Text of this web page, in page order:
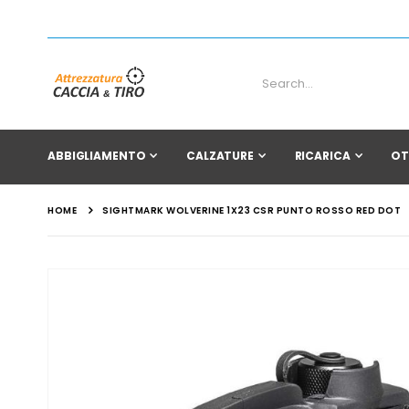
ABBIGLIAMENTO CALZATURE RICARICA
HOME SIGHTMARK WOLVERINE 1X23 CSR PUNTO ROSSO RED DOT